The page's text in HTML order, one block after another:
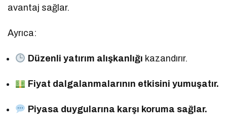
avantaj sağlar.
Ayrıca:
Düzenli yatırım alışkanlığı kazandırır.
Fiyat dalgalanmalarının etkisini yumuşatır.
Piyasa duygularına karşı koruma sağlar.